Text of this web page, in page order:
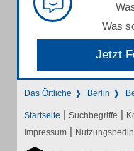
Was
Jetzt
Das Örtliche Berlin
Startseite | Suchbegriffe |
Impressum |